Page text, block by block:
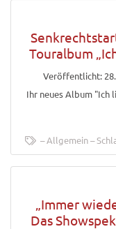
Touralbum
Veröffentlicht:
Ihr neues Album "Ich
Allgemein
„Immer
Das